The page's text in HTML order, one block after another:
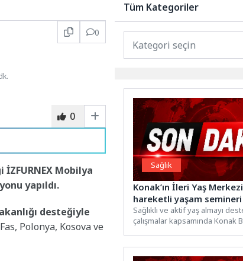
0
0
Mobilya
yapıldı.
desteğiyle
Polonya, Kosova ve
Tüm Kategoriler
Sağlık
Konak’ın İleri Yaş
hareketli yaşam semineri
Sağlıklı ve aktif yaş almayı
çalışmalar kapsamında Konak